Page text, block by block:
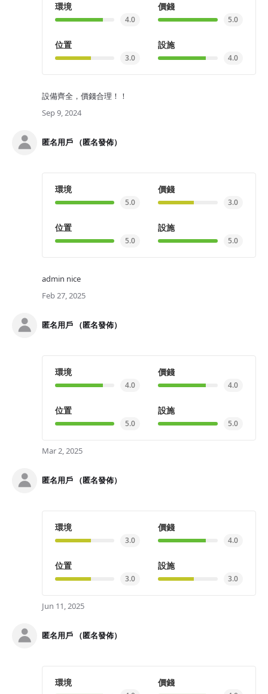
環境
4.0
價錢
5.0
位置
3.0
設施
4.0
設備齊全，價錢合理！！
Sep 9, 2024
匿名用戶 （匿名發佈）
環境
5.0
價錢
3.0
位置
5.0
設施
5.0
admin nice
Feb 27, 2025
匿名用戶 （匿名發佈）
環境
4.0
價錢
4.0
位置
5.0
設施
5.0
Mar 2, 2025
匿名用戶 （匿名發佈）
環境
3.0
價錢
4.0
位置
3.0
設施
3.0
Jun 11, 2025
匿名用戶 （匿名發佈）
環境 價錢